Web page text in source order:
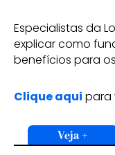
Especialistas da
explicar como
benefícios para
Clique aqui para
Veja +